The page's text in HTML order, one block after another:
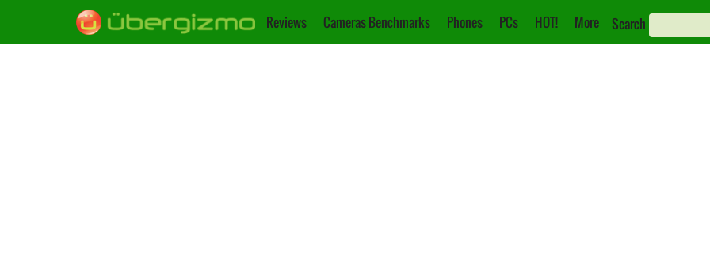
Reviews Cameras Benchmarks Phones PCs HOT! More Search